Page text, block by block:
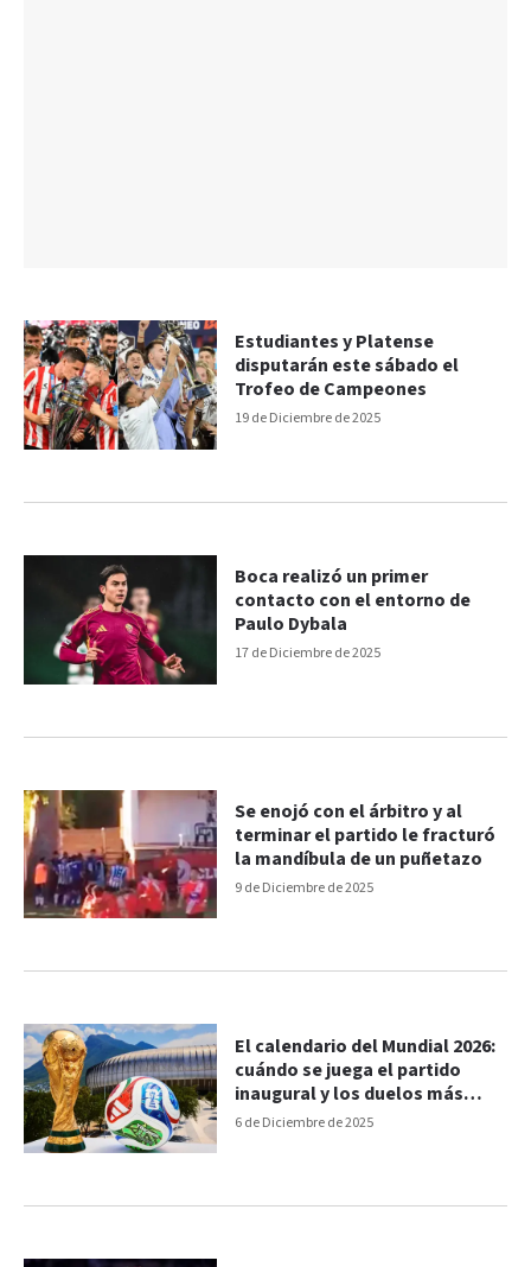
19 de Diciembre de 2025
Estudiantes y Platense
disputarán este sábado el
Trofeo de Campeones
17 de Diciembre de 2025
Boca realizó un primer
contacto con el entorno de
Paulo Dybala
9 de Diciembre de 2025
Se enojó con el árbitro y al
terminar el partido le fracturó
la mandíbula de un puñetazo
6 de Diciembre de 2025
El calendario del Mundial 2026:
cuándo se juega el partido
inaugural y los duelos más
esperados